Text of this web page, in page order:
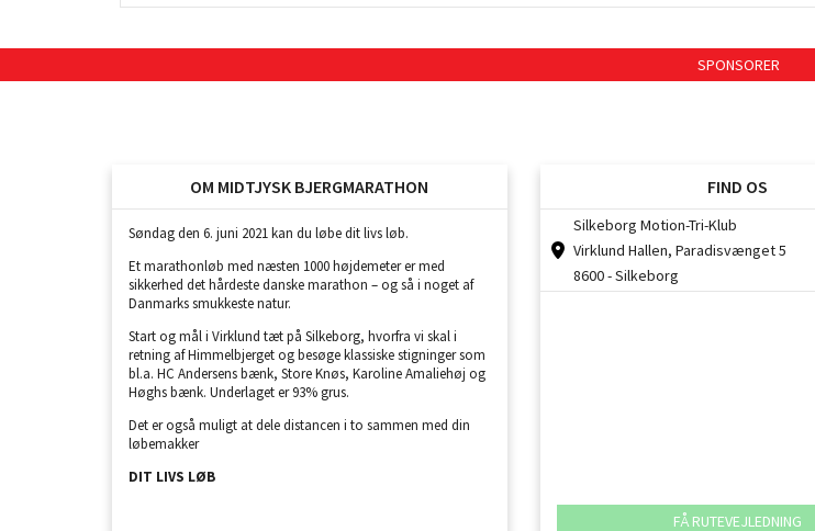
SPONSORER
OM MIDTJYSK BJERGMARATHON
Søndag den 6. juni 2021 kan du løbe dit livs løb.
Et marathonløb med næsten 1000 højdemeter er med
sikkerhed det hårdeste danske marathon – og så i noget af
Danmarks smukkeste natur.
Start og mål i Virklund tæt på Silkeborg, hvorfra vi skal i
retning af Himmelbjerget og besøge klassiske stigninger som
bl.a. HC Andersens bænk, Store Knøs, Karoline Amaliehøj og
Høghs bænk. Underlaget er 93% grus.
Det er også muligt at dele distancen i to sammen med din
løbemakker
DIT LIVS LØB
FIND OS
Silkeborg Motion-Tri-Klub
Virklund Hallen, Paradisvænget 5
8600 - Silkeborg
FÅ RUTEVEJLEDNING